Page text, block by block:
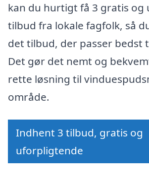
kan du hurtigt få 3 gratis
tilbud fra lokale fagfolk, så
det tilbud, der passer bedst
Det gør det nemt og
rette løsning til
område.
Indhent 3 tilbud, gratis og
uforpligtende